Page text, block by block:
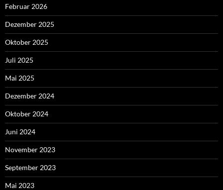
Februar 2026
Dezember 2025
Oktober 2025
Juli 2025
Mai 2025
Dezember 2024
Oktober 2024
Juni 2024
November 2023
September 2023
Mai 2023